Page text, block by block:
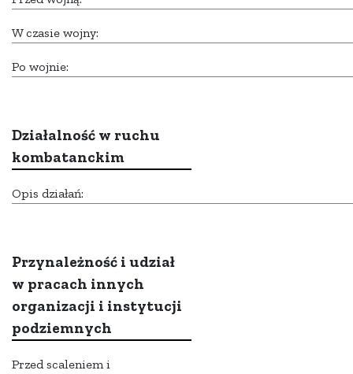
W czasie wojny:
Po wojnie:
Działalność w ruchu
kombatanckim
Opis działań:
Przynależność i udział
w pracach innych
organizacji i instytucji
podziemnych
Przed scaleniem i